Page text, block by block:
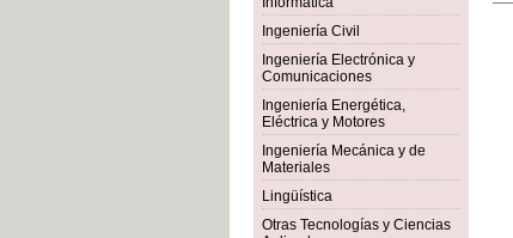
Ingeniería Civil
Ingeniería Electrónica y
Comunicaciones
Ingeniería Energética,
Eléctrica y Motores
Ingeniería Mecánica y de
Materiales
Lingüística
Otras Tecnologías y Ciencias